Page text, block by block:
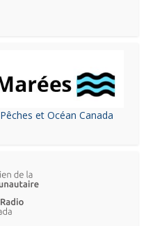
Pêches et Océan Canada